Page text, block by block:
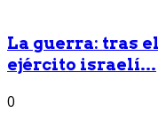
La guerra: tras
ejército israelí...
0